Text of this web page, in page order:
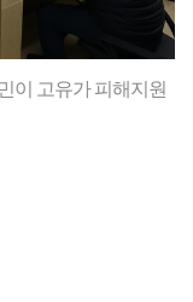
이 고유가 피해지원